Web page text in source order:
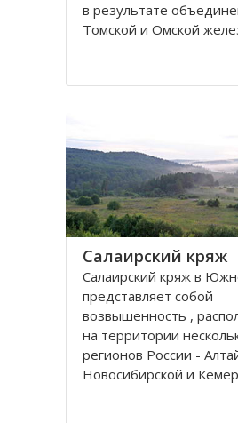
в результате
Томской и Омской
Сибирской железной
Новосибирской областей
Салаирский кряж
Салаирский кряж в
представляет собой
возвышенность ,
на территории
регионов России -
Новосибирской и